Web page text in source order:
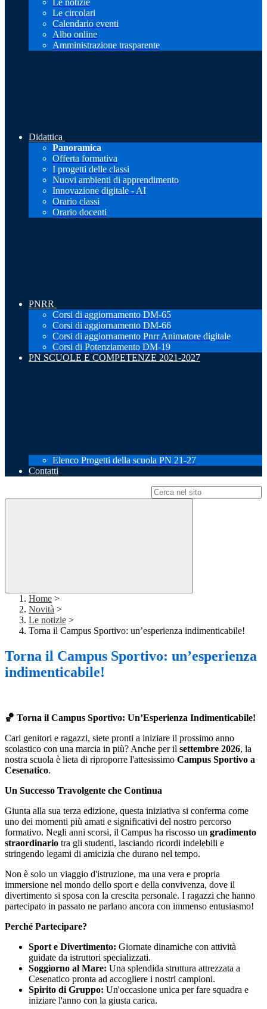
Le notizie
Le circolari
Calendario eventi
Albo online
Amministrazione trasparente
Didattica
Panoramica
Offerta formativa
I progetti delle classi
Nuovi ambienti di apprendimento
Innovazione digitale - AI
Orario classi
Orario docenti
PNRR
Corsi di aggiornamento DM-65
Corsi di aggiornamento DM-66
Corsi di aggiornamento Pnrr Animatore digitale
Corsi di Potenziamento DM-19
PN SCUOLE E COMPETENZE 2021-2027
Elenco Progetti della scuola PN 21-27
Contatti
Home >
Novità >
Le notizie >
Torna il Campus Sportivo: un’esperienza indimenticabile!
Torna il Campus Sportivo: un’esperienza
indimenticabile!
🏀 Torna il Campus Sportivo: Un’Esperienza Indimenticabile!
Cari genitori e ragazzi, siete pronti a iniziare il prossimo anno
scolastico con una marcia in più? Anche per il settembre 2026, la
nostra scuola è lieta di riproporre l'attesissimo Campus Sportivo a
Cesenatico.
Un Successo Travolgente che Continua
Giunta alla sua terza edizione, questa iniziativa si conferma come
uno dei momenti più amati e significativi del nostro percorso
formativo. Negli anni scorsi, il Campus ha riscosso un gradimento
straordinario tra gli studenti, lasciando ricordi indelebili e
stringendo legami di amicizia che durano nel tempo.
Non è solo un viaggio d'istruzione, ma una vera e propria
immersione nel mondo dello sport e della convivenza, dove il
divertimento si sposa con la crescita personale. I ragazzi che hanno
partecipato in passato ne parlano ancora con immenso entusiasmo!
Perché Partecipare?
Sport e Divertimento: Giornate dinamiche con attività
guidate da istruttori specializzati.
Soggiorno al Mare: Una splendida struttura attrezzata a
Cesenatico pronta ad accogliere i nostri campioni.
Spirito di Gruppo: Un'occasione unica per fare squadra e
iniziare l'anno con la giusta carica.